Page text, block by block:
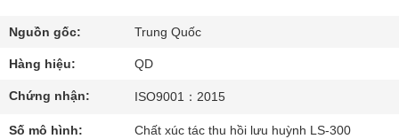
THAM
QUAN
NHÀ
MÁY
Nguồn gốc: Trung Quốc
Hàng hiệu: QD
Chứng nhận: ISO9001：2015
Số mô hình: Chất xúc tác thu hồi lưu huỳnh LS-300